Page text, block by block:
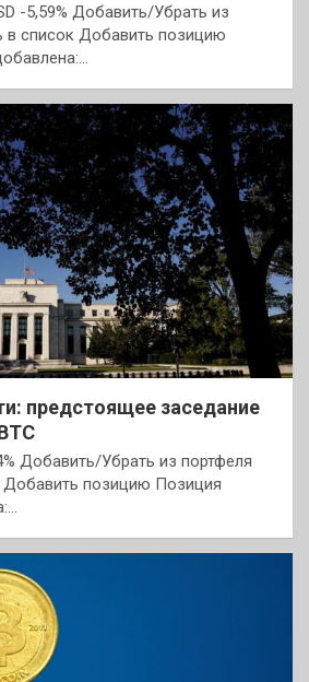
-5,59% Добавить/Убрать из
в список Добавить позицию
предстоящее заседание
Добавить/Убрать из портфеля
Добавить позицию Позиция